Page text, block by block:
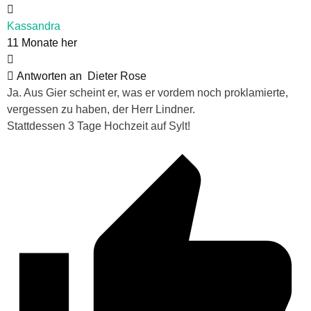
Kassandra
11 Monate her
Antworten an
Dieter Rose
Ja. Aus Gier scheint er, was er vordem noch proklamierte,
vergessen zu haben, der Herr Lindner.
Stattdessen 3 Tage Hochzeit auf Sylt!